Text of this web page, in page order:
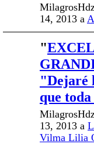
14, 2013 a
"
"Dejaré
que
13, 2013 a
Vilma Lilia